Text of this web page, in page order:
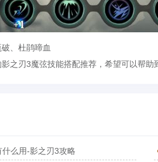
、杜鹃啼血
刃3魔弦技能搭配推荐，希望可以帮助
么用-影之刃3攻略